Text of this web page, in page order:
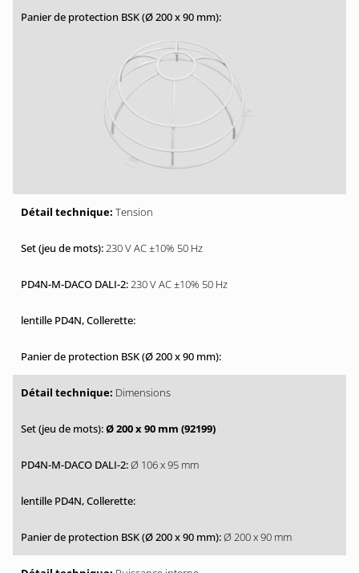
Tension
230 V AC ±10% 50 Hz
230 V AC ±10% 50 Hz
Dimensions
Ø 200 x 90 mm (92199)
Ø 106 x 95 mm
Ø 200 x 90 mm